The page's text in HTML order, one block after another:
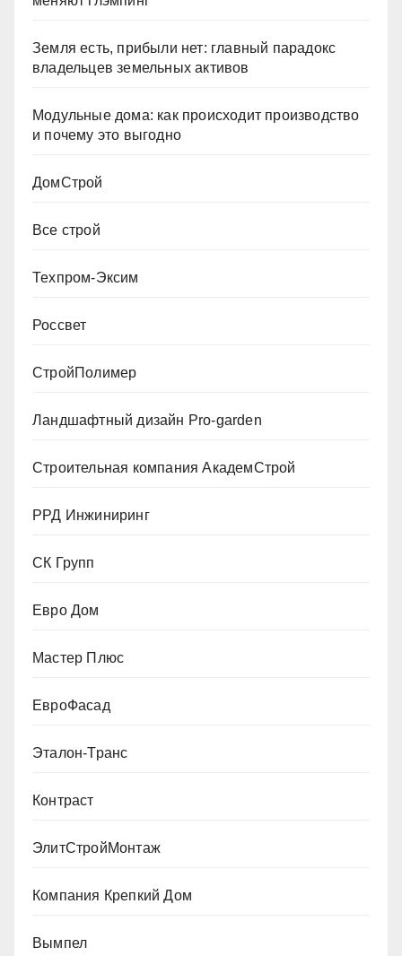
Земля есть, прибыли нет: главный парадокс
владельцев земельных активов
Модульные дома: как происходит производство
и почему это выгодно
ДомСтрой
Все строй
Техпром-Эксим
Россвет
СтройПолимер
Ландшафтный дизайн Pro-garden
Строительная компания АкадемСтрой
РРД Инжиниринг
СК Групп
Евро Дом
Мастер Плюс
ЕвроФасад
Эталон-Транс
Контраст
ЭлитСтройМонтаж
Компания Крепкий Дом
Вымпел